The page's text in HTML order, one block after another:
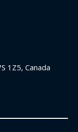
1Z5, Canada